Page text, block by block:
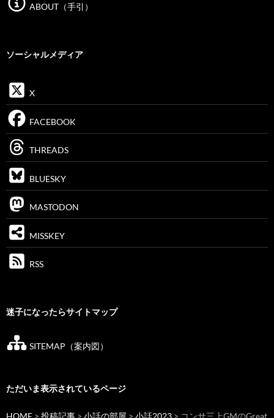
ABOUT（手引）
ソーシャルメディア
X
FACEBOOK
THREADS
BLUESKY
MASTODON
MISSKEY
RSS
迷子になったらサイトマップ
SITEMAP（案内図）
ただいま表示されているページ
HOME > 投稿記事 > 小話の部屋 > 小話2023 > コンサ三上GMのGreat